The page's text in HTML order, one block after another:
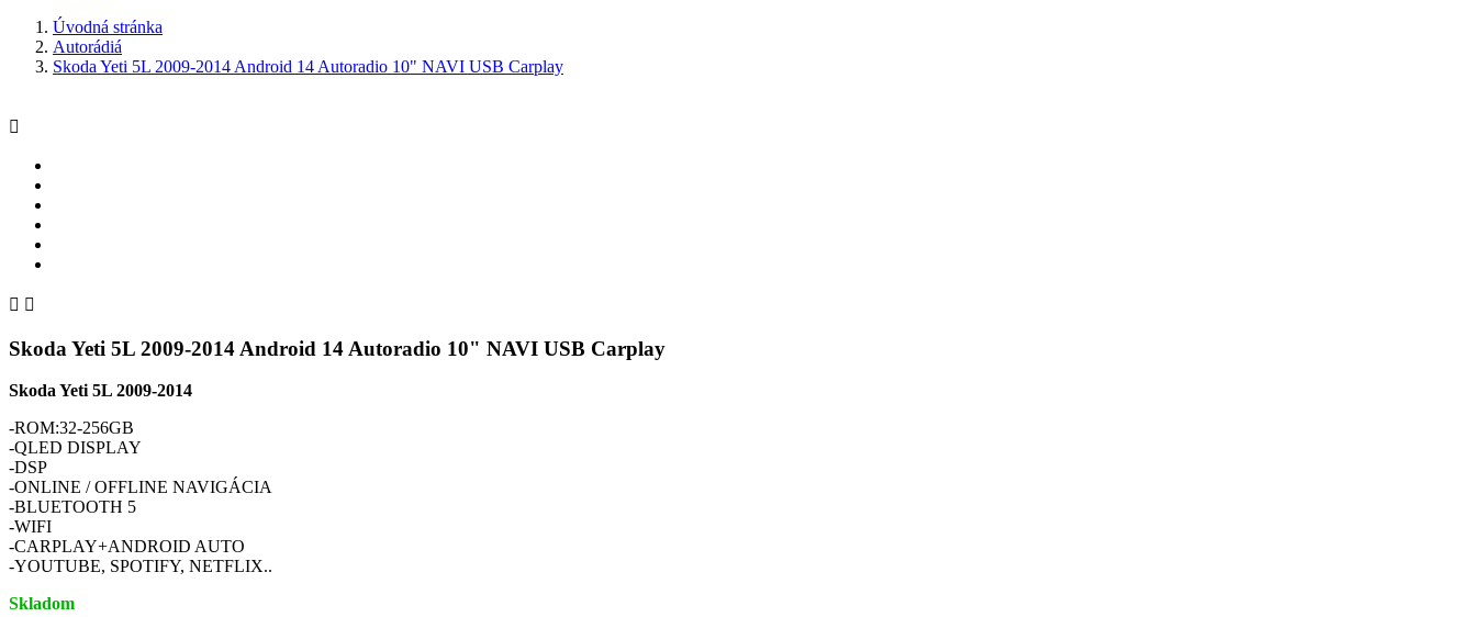
Úvodná stránka
Autorádiá
Skoda Yeti 5L 2009-2014 Android 14 Autoradio 10" NAVI USB Carplay

 
Skoda Yeti 5L 2009-2014 Android 14 Autoradio 10" NAVI USB Carplay
Skoda Yeti 5L 2009-2014
-ROM:32-256GB
-QLED DISPLAY
-DSP
-ONLINE / OFFLINE NAVIGÁCIA
-BLUETOOTH 5
-WIFI
-CARPLAY+ANDROID AUTO
-YOUTUBE, SPOTIFY, NETFLIX..
Skladom